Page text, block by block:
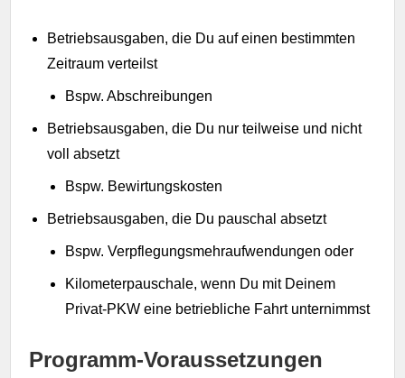
Betriebsausgaben, die Du auf einen bestimmten
Zeitraum verteilst
Bspw. Abschreibungen
Betriebsausgaben, die Du nur teilweise und nicht
voll absetzt
Bspw. Bewirtungskosten
Betriebsausgaben, die Du pauschal absetzt
Bspw. Verpflegungsmehraufwendungen oder
Kilometerpauschale, wenn Du mit Deinem
Privat-PKW eine betriebliche Fahrt unternimmst
Programm-Voraussetzungen